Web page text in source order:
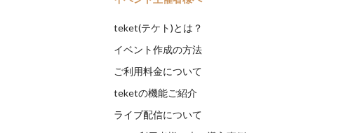
teket(テケト)とは？
イベント作成の方法
ご利用料金について
teketの機能ご紹介
ライブ配信について